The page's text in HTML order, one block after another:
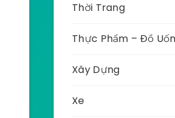
Thời Trang
Thực Phẩm – Đồ
Xây Dựng
Xe